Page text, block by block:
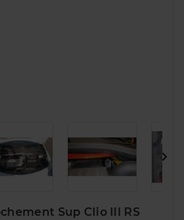

Sup Clio III RS